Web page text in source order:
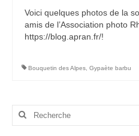
Rémuzat
Vanoise
Macrophoto
Insectes
Voici quelques photos de la
amis de l’Association photo
https://blog.apran.fr/!
Bouquetin des Alpes Gypaète barbu
Rechercher